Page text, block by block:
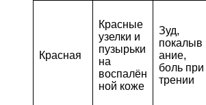
Красная
Красные
узелки и
пузырьки
на
воспалён
ной коже
Зуд,
покалыв
ание,
боль при
трении